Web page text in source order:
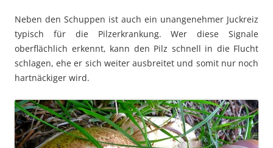
Neben den Schuppen ist auch ein unangenehmer Juckreiz
typisch für die Pilzerkrankung. Wer diese Signale
oberflächlich erkennt, kann den Pilz schnell in die Flucht
schlagen, ehe er sich weiter ausbreitet und somit nur noch
hartnäckiger wird.